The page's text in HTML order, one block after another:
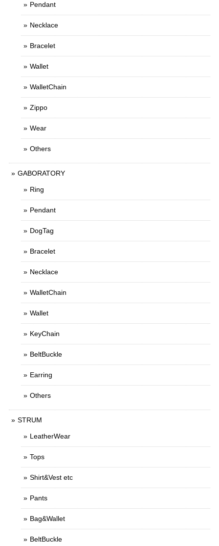
Pendant
Necklace
Bracelet
Wallet
WalletChain
Zippo
Wear
Others
GABORATORY
Ring
Pendant
DogTag
Bracelet
Necklace
WalletChain
Wallet
KeyChain
BeltBuckle
Earring
Others
STRUM
LeatherWear
Tops
Shirt&Vest etc
Pants
Bag&Wallet
BeltBuckle